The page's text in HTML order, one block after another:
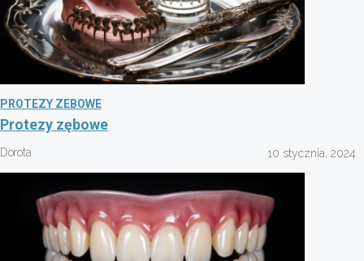
PROTEZY ZEBOWE
Protezy zębowe
Dorota 10 stycznia, 2024